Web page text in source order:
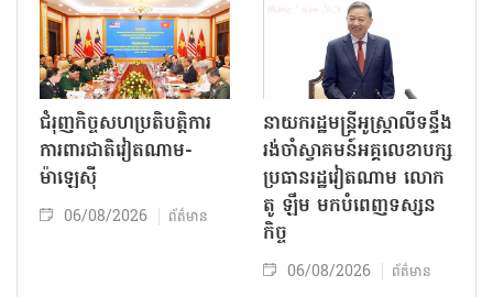
ជំរុញកិច្ចសហប្រតិបត្តិការ
ការពារជាតិវៀតណាម-
ម៉ាឡេស៊ី
06/08/2026 ព័ត៌មាន
នាយករដ្ឋមន្ត្រីអូស្ត្រាលីទន្ទឹង
រង់ចាំស្វាគមន៍អគ្គលេខាបក្ស
ប្រធានរដ្ឋវៀតណាម លោក
តូ ឡឹម មកបំពេញទស្សន
កិច្ច
06/08/2026 ព័ត៌មាន